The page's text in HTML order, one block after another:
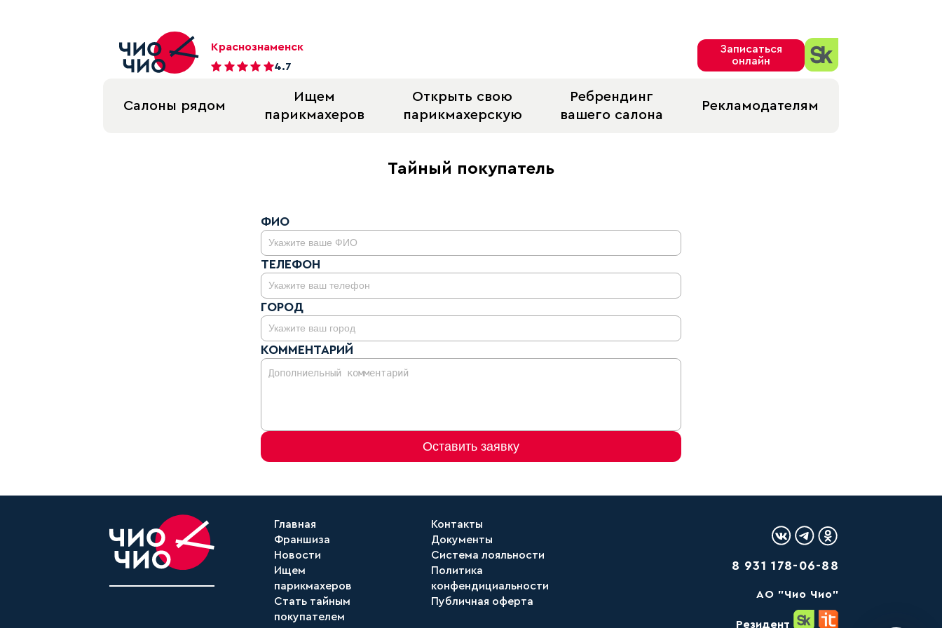
Краснознаменск
4.7
Записаться
онлайн
Салоны рядом
Ищем
парикмахеров
Открыть свою
парикмахерскую
Ребрендинг
вашего салона
Рекламодателям
Тайный покупатель
ФИО
ТЕЛЕФОН
ГОРОД
КОММЕНТАРИЙ
Оставить заявку
Главная
Франшиза
Новости
Ищем
парикмахеров
Стать тайным
покупателем
Контакты
Документы
Система лояльности
Политика
конфендициальности
Публичная оферта
Логотип Вконтакте
Логотип Telegram
Логотип
8 931 178-06-88
AО "Чио Чио"
Резидент